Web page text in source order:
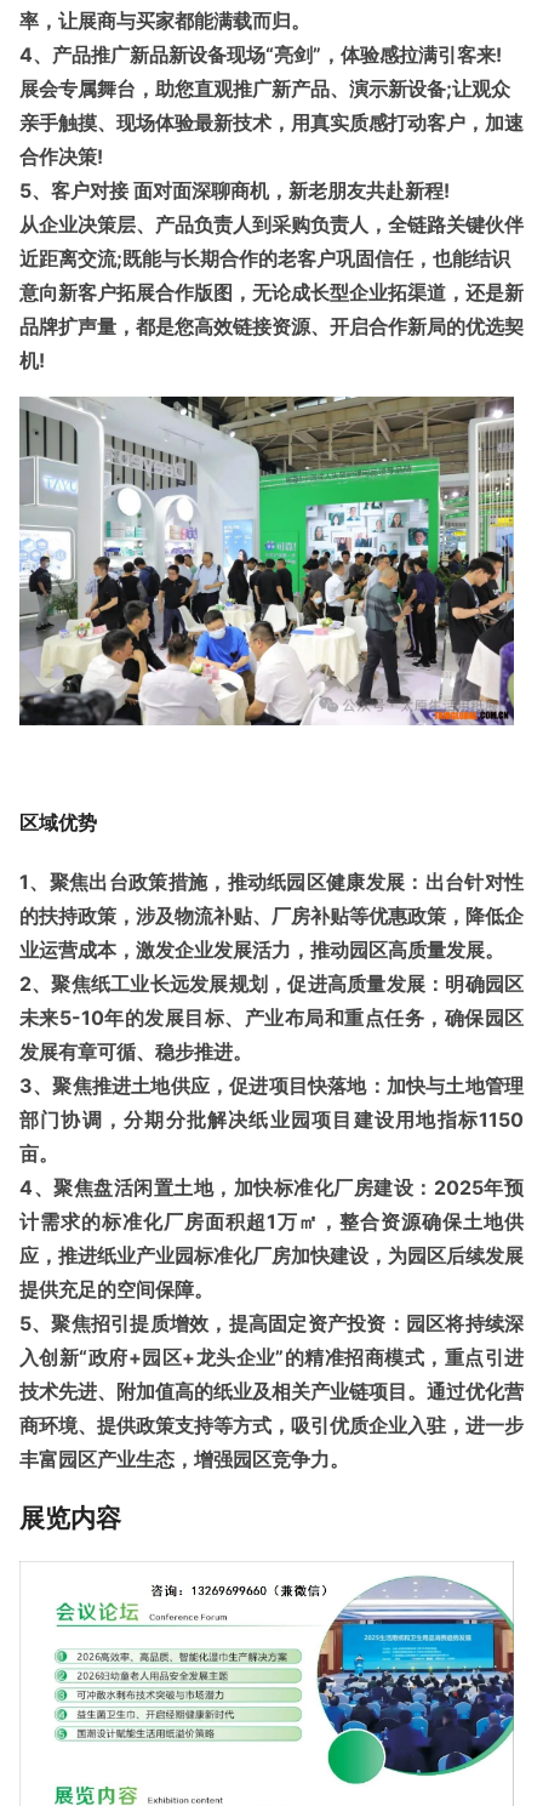
率，让展商与买家都能满载而归。
4、产品推广新品新设备现场“亮剑”，体验感拉满引客来!
展会专属舞台，助您直观推广新产品、演示新设备;让观众
亲手触摸、现场体验最新技术，用真实质感打动客户，加速
合作决策!
5、客户对接 面对面深聊商机，新老朋友共赴新程!
从企业决策层、产品负责人到采购负责人，全链路关键伙伴
近距离交流;既能与长期合作的老客户巩固信任，也能结识
意向新客户拓展合作版图，无论成长型企业拓渠道，还是新
品牌扩声量，都是您高效链接资源、开启合作新局的优选契
机!
区域优势
1、聚焦出台政策措施，推动纸园区健康发展： 出台针对性
的扶持政策，涉及物流补贴、厂房补贴等优惠政策，降低企
业运营成本，激发企业发展活力，推动园区高质量发展。
2、聚焦纸工业长远发展规划，促进高质量发展： 明确园区
未来5-10年的发展目标、产业布局和重点任务，确保园区
发展有章可循、稳步推进。
3、聚焦推进土地供应，促进项目快落地： 加快与土地管理
部门协调，分期分批解决纸业园项目建设用地指标1150
亩。
4、聚焦盘活闲置土地，加快标准化厂房建设： 2025年预
计需求的标准化厂房面积超1万㎡，整合资源确保土地供
应，推进纸业产业园标准化厂房加快建设，为园区后续发展
提供充足的空间保障。
5、聚焦招引提质增效，提高固定资产投资： 园区将持续深
入创新“政府+园区+龙头企业”的精准招商模式，重点引进
技术先进、附加值高的纸业及相关产业链项目。通过优化营
商环境、提供政策支持等方式，吸引优质企业入驻，进一步
丰富园区产业生态，增强园区竞争力。
展览内容